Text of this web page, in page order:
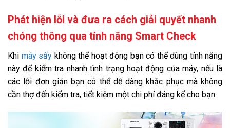
Phát hiện lỗi và đưa ra cách giải quyết nhanh
chóng thông qua tính năng Smart Check
Khi máy sấy không thể hoạt động bạn có thể dùng tính năng
này để kiểm tra nhanh tình trạng hoạt động của máy, nếu là
các lỗi đơn giản bạn có thể dễ dàng khắc phục mà không
cần thợ đến kiểm tra, tiết kiệm một chi phí đáng kể cho bạn.